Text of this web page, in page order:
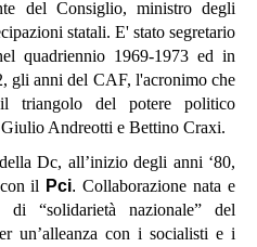
del Consiglio, ministro degli
statali. E' stato segretario
quadriennio 1969-1973 ed in
gli anni del CAF, l'acronimo che
il triangolo del potere politico
Andreotti e Bettino Craxi.
Dc, all’inizio degli anni ‘80,
il Pci.Collaborazione nata e
“solidarietà nazionale” del
un’alleanza con i socialisti e i